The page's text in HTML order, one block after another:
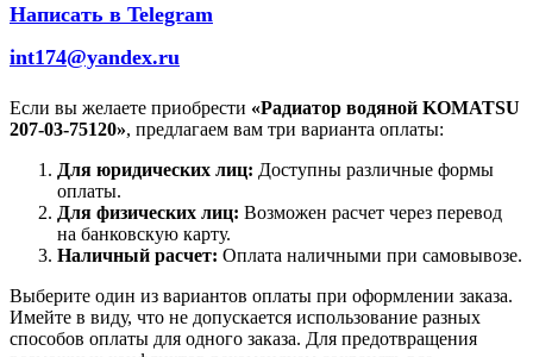
Написать в Telegram
int174@yandex.ru
Если вы желаете приобрести «Радиатор водяной KOMATSU
207-03-75120», предлагаем вам три варианта оплаты:
Для юридических лиц: Доступны различные формы
оплаты.
Для физических лиц: Возможен расчет через перевод
на банковскую карту.
Наличный расчет: Оплата наличными при самовывозе.
Выберите один из вариантов оплаты при оформлении заказа.
Имейте в виду, что не допускается использование разных
способов оплаты для одного заказа. Для предотвращения